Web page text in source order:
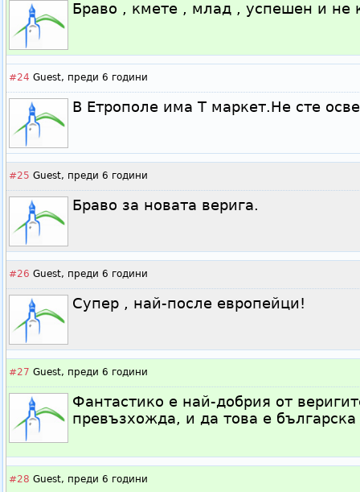
Браво , кмете , млад , успешен и не
#24 Guest, преди 6 години
В Етрополе има Т маркет.Не сте
#25 Guest, преди 6 години
Браво за новата верига.
#26 Guest, преди 6 години
Супер , най-после европейци!
#27 Guest, преди 6 години
Фантастико е най-добрия от
превъзхожда, и да това е
#28 Guest, преди 6 години